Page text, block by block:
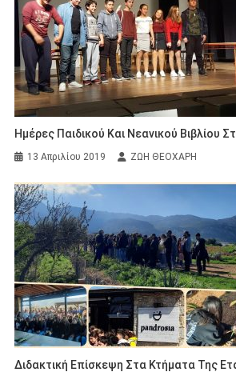
Ημέρες Παιδικού Και Νεανικού Βιβλίου
13 Απριλίου 2019 ΖΩΗ ΘΕΟΧΑΡΗ
Διδακτική Επίσκεψη Στα Κτήματα Της